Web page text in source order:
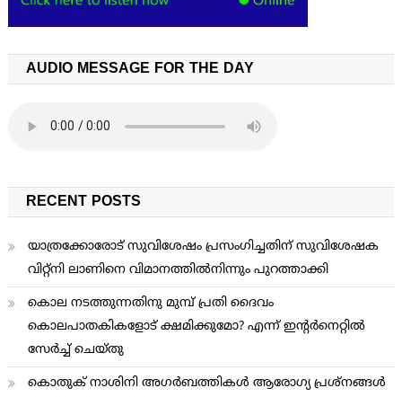
AUDIO MESSAGE FOR THE DAY
RECENT POSTS
യാത്രക്കോരോട് സുവിശേഷം പ്രസംഗിച്ചതിന് സുവിശേഷക
വിറ്റ്നി ലാണിനെ വിമാനത്തില്‍നിന്നും പുറത്താക്കി
കൊല നടത്തുന്നതിനു മുമ്പ് പ്രതി ദൈവം
കൊലപാതകികളോട് ക്ഷമിക്കുമോ? എന്ന് ഇന്റര്‍നെറ്റില്‍
സേര്‍ച്ച് ചെയ്തു
കൊതുക് നാശിനി അഗര്‍ബത്തികള്‍ ആരോഗ്യ പ്രശ്നങ്ങള്‍